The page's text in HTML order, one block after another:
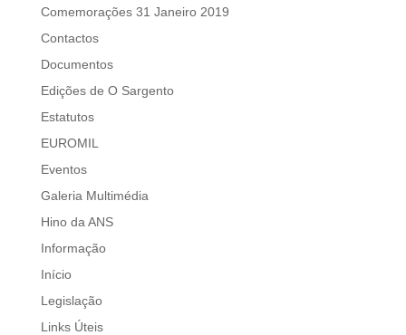
Comemorações 31 Janeiro 2019
Contactos
Documentos
Edições de O Sargento
Estatutos
EUROMIL
Eventos
Galeria Multimédia
Hino da ANS
Informação
Início
Legislação
Links Úteis